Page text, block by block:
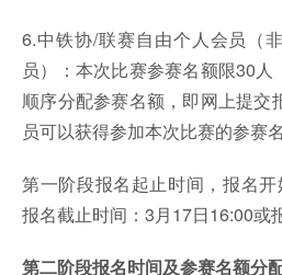
6.中铁协/联赛自由个人会员（
员）：本次比赛参赛名额限30
顺序分配参赛名额，即网上提交
员可以获得参加本次比赛的参赛名
第一阶段报名起止时间，报名开
报名截止时间：3月17日16:00或
第二阶段报名时间及参赛名额分